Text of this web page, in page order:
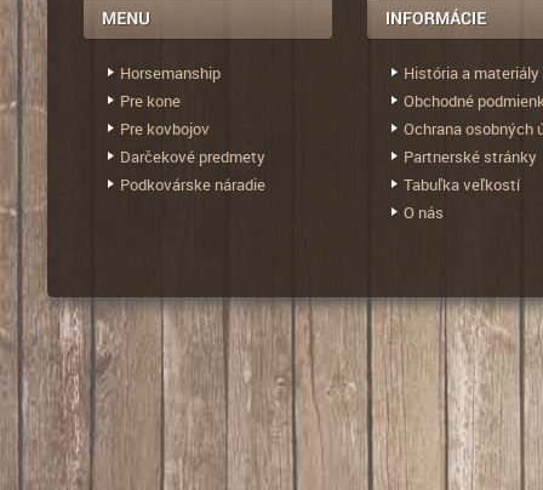
Horsemanship
Pre kone
Pre kovbojov
Darčekové predmety
Podkovárske náradie
História a materiály
Obchodné
Ochrana osobných
Partnerské stránky
Tabuľka veľkostí
O nás